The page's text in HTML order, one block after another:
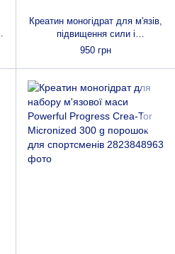
Креатин моногідрат для м'язів,
підвищення сили і
витривалості в порошку
Micronized 500 g
950 грн